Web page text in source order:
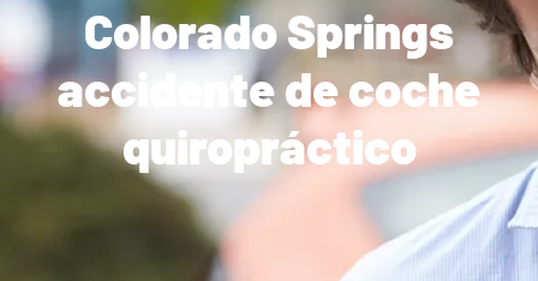
Colorado Springs
accidente de coche
quiropráctico